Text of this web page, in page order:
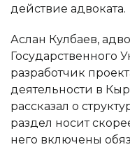
действие адвоката.
Аслан Кулбаев,
Государственного
разработчик
деятельности в
рассказал о
раздел носит
него включены